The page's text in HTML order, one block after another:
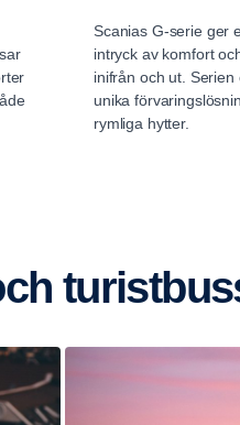
Scanias G-serie ger
intryck av komfort
inifrån och ut. Serien
unika
rymliga hytter.